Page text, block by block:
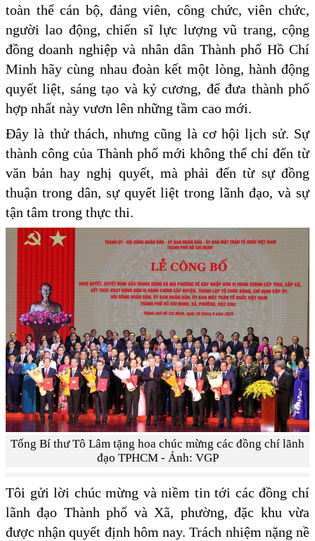
toàn thể cán bộ, đảng viên, công chức, viên chức,
người lao động, chiến sĩ lực lượng vũ trang, cộng
đồng doanh nghiệp và nhân dân Thành phố Hồ Chí
Minh hãy cùng nhau đoàn kết một lòng, hành động
quyết liệt, sáng tạo và kỷ cương, để đưa thành phố
hợp nhất này vươn lên những tầm cao mới.
Đây là thử thách, nhưng cũng là cơ hội lịch sử. Sự
thành công của Thành phố mới không thể chỉ đến từ
văn bản hay nghị quyết, mà phải đến từ sự đồng
thuận trong dân, sự quyết liệt trong lãnh đạo, và sự
tận tâm trong thực thi.
Tổng Bí thư Tô Lâm tặng hoa chúc mừng các đồng chí lãnh
đạo TPHCM - Ảnh: VGP
Tôi gửi lời chúc mừng và niềm tin tới các đồng chí
lãnh đạo Thành phố và Xã, phường, đặc khu vừa
được nhận quyết định hôm nay. Trách nhiệm nặng nề